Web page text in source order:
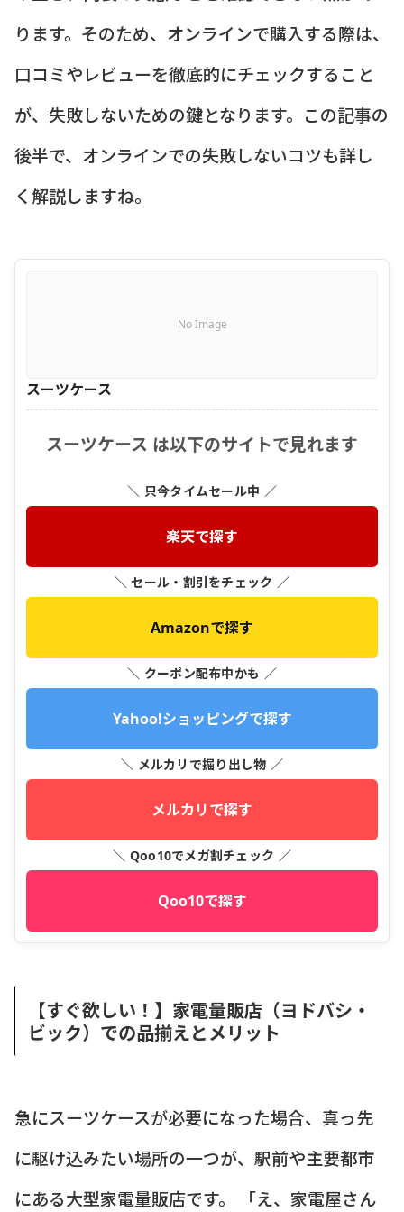
ります。そのため、オンラインで購入する際は、
口コミやレビューを徹底的にチェックすること
が、失敗しないための鍵となります。この記事の
後半で、オンラインでの失敗しないコツも詳し
く解説しますね。
No Image
スーツケース
スーツケース は以下のサイトで見れます
＼ 只今タイムセール中 ／
楽天で探す
＼ セール・割引をチェック ／
Amazonで探す
＼ クーポン配布中かも ／
Yahoo!ショッピングで探す
＼ メルカリで掘り出し物 ／
メルカリで探す
＼ Qoo10でメガ割チェック ／
Qoo10で探す
【すぐ欲しい！】家電量販店（ヨドバシ・
ビック）での品揃えとメリット
急にスーツケースが必要になった場合、真っ先
に駆け込みたい場所の一つが、駅前や主要都市
にある大型家電量販店です。 「え、家電屋さん